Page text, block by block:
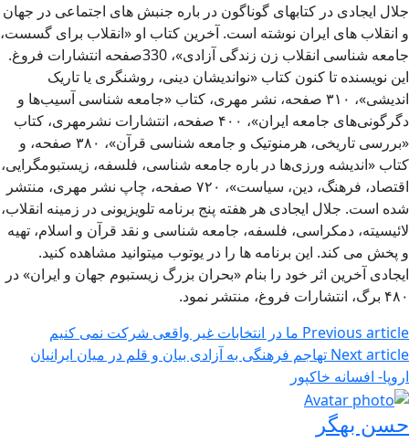
جلال ایجادی در کتابهای گوناگون در باره جنبش های اجتماعی در جهان
و انقلاب های ایران نوشته است. آخرین کتاب او «انقلاب برای گسست،
جامعه شناسی انقلاب زن زندگی آزادی»، 330صفحه انتشارات فروغ.
این نویسنده تا کنون کتاب «نواندیشان دینی، روشنگری یا تاریک
اندیشی»، ۳۱۰ صفحه، نشر مهری، کتاب «جامعه شناسی آسیب‌ها و
دگرگونی‌های جامعه ایران»، ۴۰۰ صفحه، انتشارات نشرمهری، کتاب
«بررسی تاریخی، هرمنوتیک و جامعه شناسی قرآن»، ۳۸۰ صفحه، و
کتاب «اندیشه ورزی‌ها در باره جامعه شناسی، فلسفه، زیستبومگرایی،
اقتصاد، فرهنگ، دین، سیاست»، ۷۲۰ صفحه، چاپ نشر مهری، منتشر
شده است. جلال ایجادی هر هفته پنج برنامه تلویزیونی در زمینه انقلاب،
لائیسیته، دمکراسی، فلسفه، جامعه شناسی و نقد قرآن و اسلام، تهیه
و پخش می کند. این برنامه ها را در یوتوب میتوانید مشاهده کنید.
ایجادی آخرین اثر خود را بنام «بحران بزرگ زیستبوم جهان و ایران» در
۴۸۰ برگ، انتشارات فروغ، منتشر نمود.
Previous article ما در انتخابات غیر واقعی شرکت نمی کنیم
Next article تهاجم فرهنگی به آزادی بیان و قلم در میان ایرانیان
اروپا- افسانه خاکپور
حسن بهگر